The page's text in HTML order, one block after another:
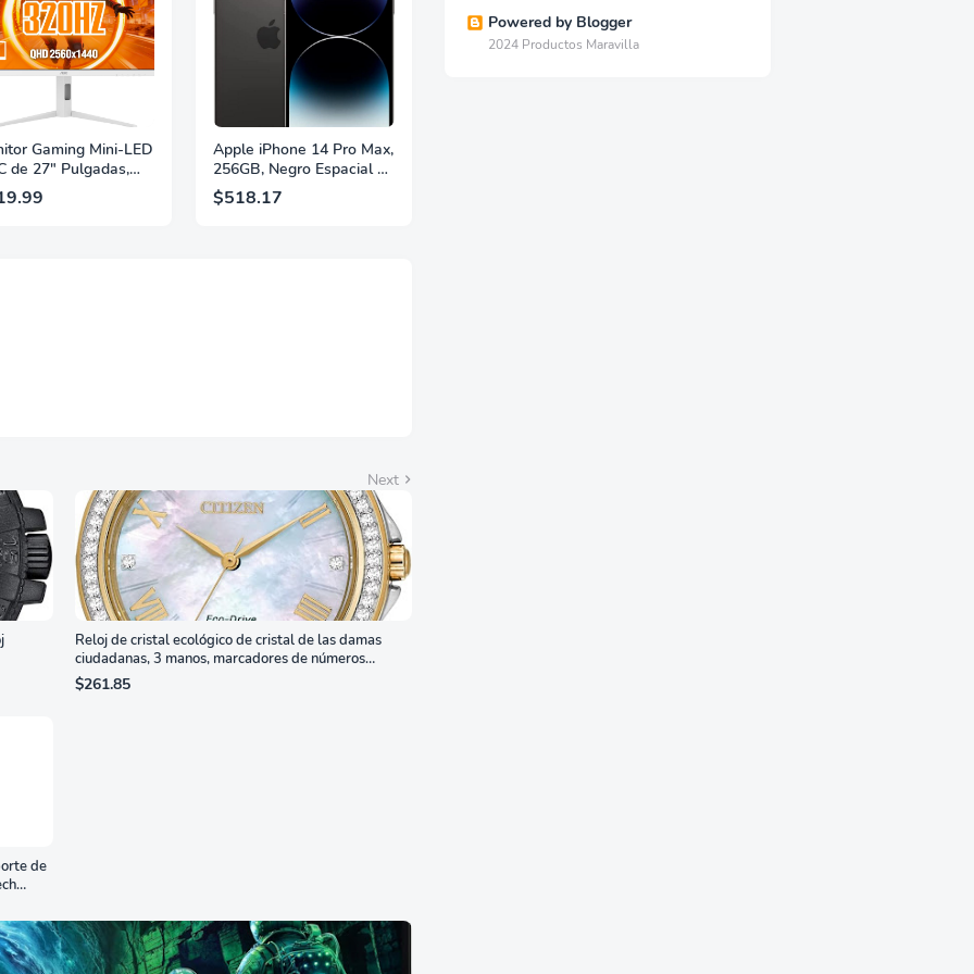
Gaming Mini-LED
de 27" Pulgadas,
2560×1440, 320Hz,
GtG, DisplayHDR,
Apple iPhone 14 Pro Max,
256GB, Negro Espacial -
Desbloqueado
(Renovado)
$518.17
Next
Reloj de cristal ecológico de cristal de las damas
ciudadanas, 3 manos, marcadores de números
romanos, dial de nácar
$261.85
de
Powered by Blogger
2024 Productos Maravilla